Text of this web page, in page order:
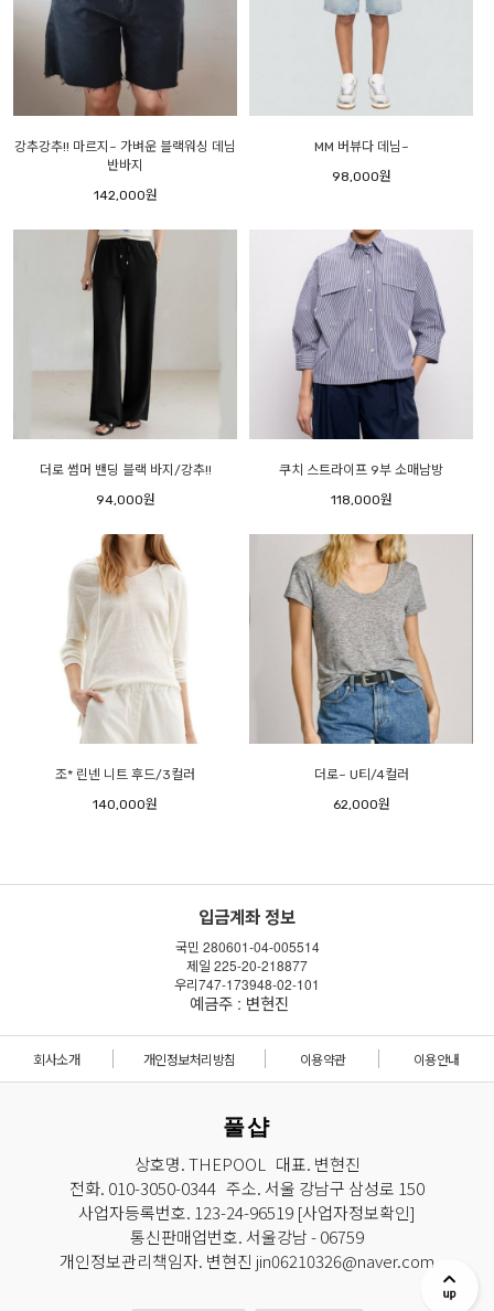
강추강추!! 마르지~ 가벼운 블랙워싱 데님
반바지
142,000원
MM 버뷰다 데님~
98,000원
더로 썸머 밴딩 블랙 바지/강추!!
94,000원
쿠치 스트라이프 9부 소매남방
118,000원
조* 린넨 니트 후드/3컬러
140,000원
더로~ U티/4컬러
62,000원
입금계좌 정보
국민 280601-04-005514
제일 225-20-218877
우리747-173948-02-101
예금주 : 변현진
회사소개 개인정보처리방침 이용약관 이용안내
풀샵
상호명. THEPOOL 대표. 변현진
전화. 010-3050-0344 주소. 서울 강남구 삼성로 150
사업자등록번호. 123-24-96519 [사업자정보확인]
통신판매업번호. 서울강남 - 06759
개인정보관리책임자. 변현진 jin06210326@naver.com